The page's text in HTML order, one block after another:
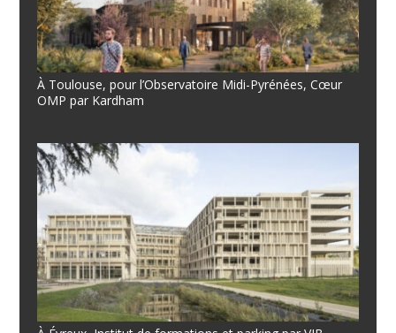
À Toulouse, pour l’Observatoire Midi-Pyrénées, Cœur
OMP par Kardham